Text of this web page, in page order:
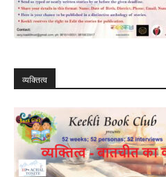
व्यक्तित्व